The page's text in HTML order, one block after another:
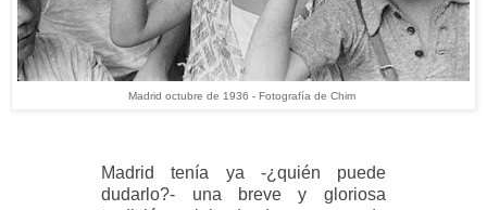
Madrid octubre de 1936 - Fotografía de Chim
Madrid tenía ya -¿quién puede
dudarlo?- una breve y gloriosa